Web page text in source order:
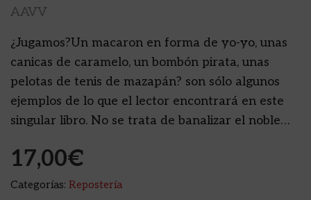
AAVV
¿Jugamos?Un macaron en forma de yo-yo, unas
canicas de caramelo, un bombón pirata, unas
pelotas de tenis de mazapán? son sólo algunos
ejemplos de lo que el lector encontrará en este
singular libro. No se trata de banalizar el noble…
17,00€
Categorías: Repostería